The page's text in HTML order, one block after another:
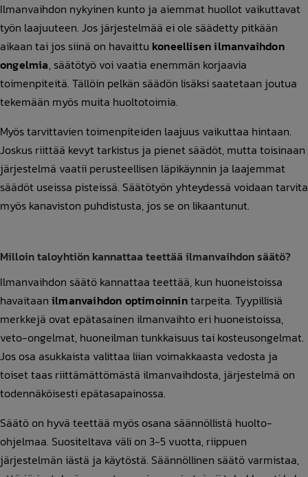
Ilmanvaihdon nykyinen kunto ja aiemmat huollot vaikuttavat
työn laajuuteen. Jos järjestelmää ei ole säädetty pitkään
aikaan tai jos siinä on havaittu koneellisen ilmanvaihdon
ongelmia, säätötyö voi vaatia enemmän korjaavia
toimenpiteitä. Tällöin pelkän säädön lisäksi saatetaan joutua
tekemään myös muita huoltotoimia.
Myös tarvittavien toimenpiteiden laajuus vaikuttaa hintaan.
Joskus riittää kevyt tarkistus ja pienet säädöt, mutta toisinaan
järjestelmä vaatii perusteellisen läpikäynnin ja laajemmat
säädöt useissa pisteissä. Säätötyön yhteydessä voidaan tarvita
myös kanaviston puhdistusta, jos se on likaantunut.
Milloin taloyhtiön kannattaa teettää ilmanvaihdon säätö?
Ilmanvaihdon säätö kannattaa teettää, kun huoneistoissa
havaitaan ilmanvaihdon optimoinnintarpeita. Tyypillisiä
merkkejä ovat epätasainen ilmanvaihto eri huoneistoissa,
veto-ongelmat, huoneilman tunkkaisuus tai kosteusongelmat.
Jos osa asukkaista valittaa liian voimakkaasta vedosta ja
toiset taas riittämättömästä ilmanvaihdosta, järjestelmä on
todennäköisesti epätasapainossa.
Säätö on hyvä teettää myös osana säännöllistä huolto-
ohjelmaa. Suositeltava väli on 3-5 vuotta, riippuen
järjestelmän iästä ja käytöstä. Säännöllinen säätö varmistaa,